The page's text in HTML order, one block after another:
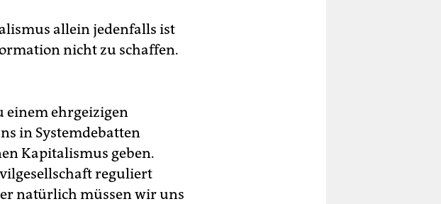
allein jedenfalls ist
nicht zu schaffen.
einem ehrgeizigen
in Systemdebatten
Kapitalismus geben.
reguliert
natürlich müssen wir uns